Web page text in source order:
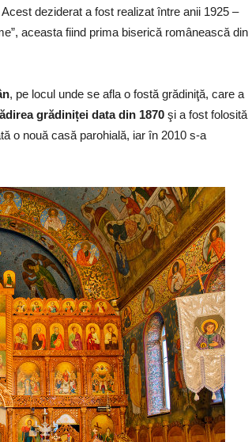
deziderat a fost realizat între anii 1925 –
aceasta fiind prima biserică românească din
, pe locul unde se afla o fostă grădiniţă, care a
grădiniței data din 1870 şi a fost folosită
o nouă casă parohială, iar în 2010 s-a